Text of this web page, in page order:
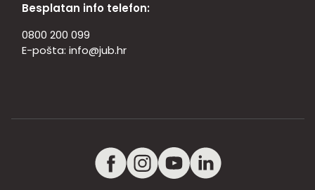
Besplatan info telefon:
0800 200 099
E-pošta: info@jub.hr